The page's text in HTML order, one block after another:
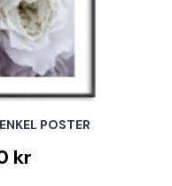
POSTER
kr